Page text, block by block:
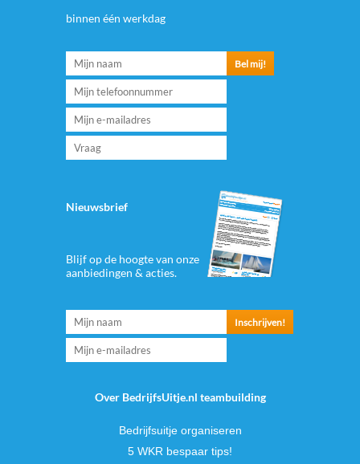
binnen één werkdag
Nieuwsbrief
Blijf op de hoogte van onze
aanbiedingen & acties.
Over BedrijfsUitje.nl teambuilding
Bedrijfsuitje organiseren
5 WKR bespaar tips!